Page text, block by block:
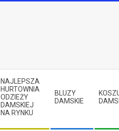
NAJLEPSZA
HURTOWNIA
ODZIEŻY
DAMSKIEJ
NA RYNKU
BLUZY
DAMSKIE